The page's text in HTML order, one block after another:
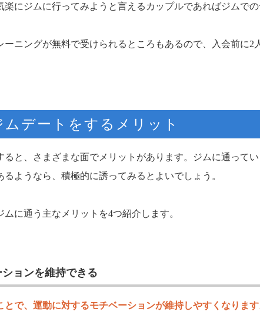
楽にジムに行ってみようと言えるカップルであればジムでの
ーニングが無料で受けられるところもあるので、入会前に2
デートをするメリット
ると、さまざまな面でメリットがあります。ジムに通ってい
ようなら、積極的に誘ってみるとよいでしょう。
に通う主なメリットを4つ紹介します。
ョンを維持できる
とで、運動に対するモチベーションが維持しやすくなります